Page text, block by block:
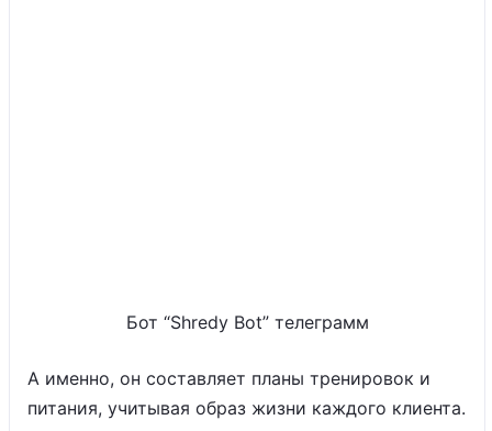
Бот “Shredy Bot” телеграмм
А именно, он составляет планы тренировок и
питания, учитывая образ жизни каждого клиента.